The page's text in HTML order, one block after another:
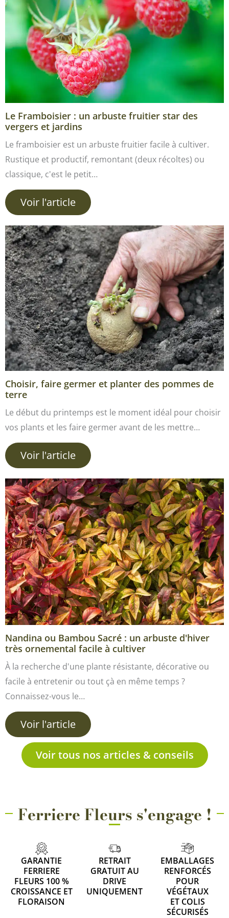
Le Framboisier : un arbuste fruitier star des
vergers et jardins
Le framboisier est un arbuste fruitier facile à cultiver.
Rustique et productif, remontant (deux récoltes) ou
classique, c'est le petit…
Voir l'article
Choisir, faire germer et planter des pommes de
terre
Le début du printemps est le moment idéal pour choisir
vos plants et les faire germer avant de les mettre…
Voir l'article
Nandina ou Bambou Sacré : un arbuste d'hiver
très ornemental facile à cultiver
À la recherche d'une plante résistante, décorative ou
facile à entretenir ou tout çà en même temps ?
Connaissez-vous le…
Voir l'article
Voir tous nos articles & conseils
Ferriere Fleurs s'engage !
GARANTIE
FERRIERE
FLEURS 100 %
CROISSANCE ET
FLORAISON
RETRAIT
GRATUIT AU
DRIVE
UNIQUEMENT
EMBALLAGES
RENFORCÉS
POUR
VÉGÉTAUX
ET COLIS
SÉCURISÉS